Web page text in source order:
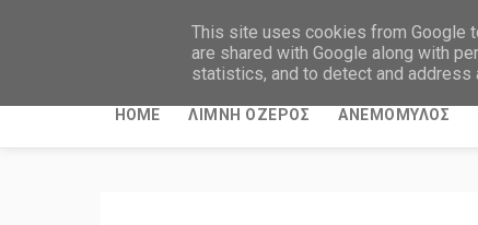
HOME ΛΙΜΝΗ ΟΖΕΡΟΣ ΑΝΕΜΟΜΥΛΟΣ
This site uses cookies from Google
are shared with Google along with
statistics, and to detect and address